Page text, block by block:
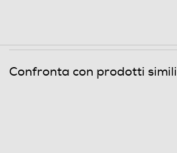
Confronta con prodotti simili